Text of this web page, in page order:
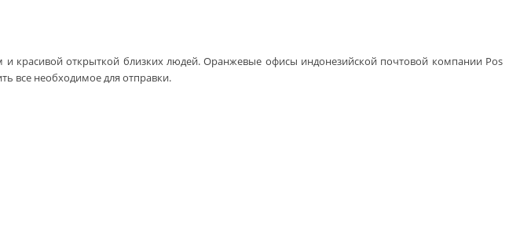
красивой открыткой близких людей. Оранжевые офисы индонезийской почтовой компании Pos
все необходимое для отправки.